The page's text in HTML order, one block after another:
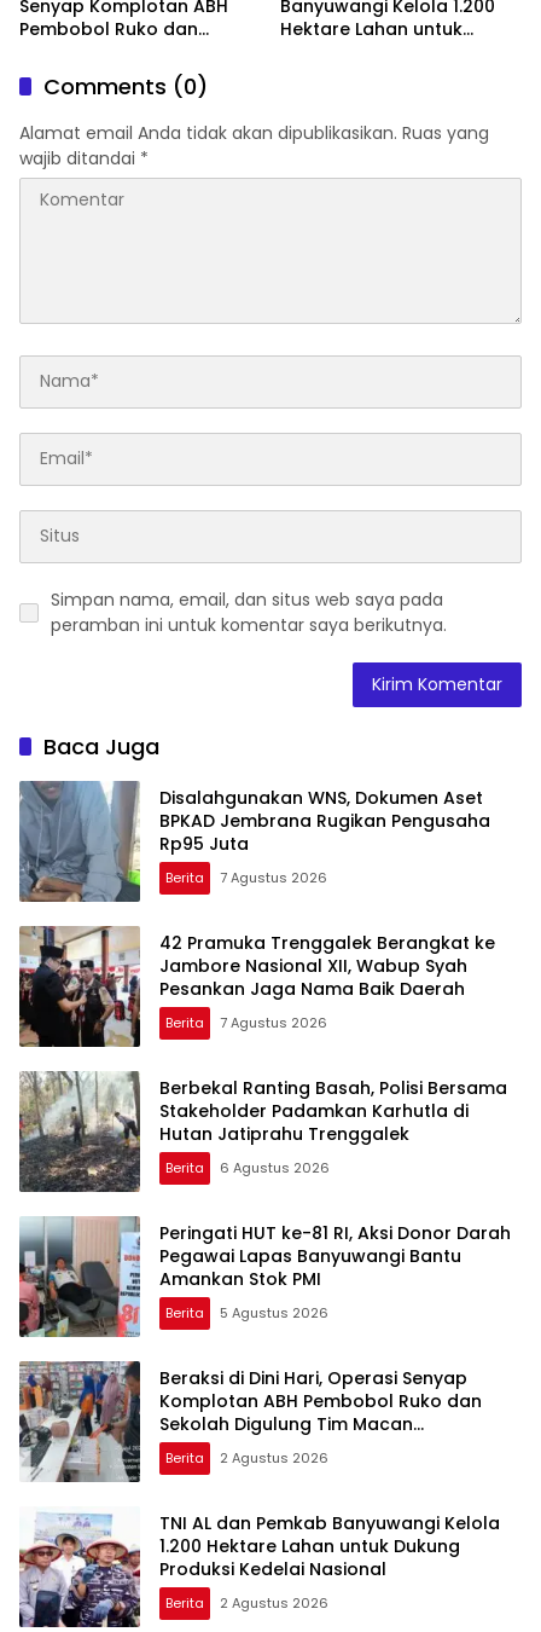
Senyap Komplotan ABH
Pembobol Ruko dan
Macan Blambangan
Banyuwangi Kelola 1.200
Hektare Lahan untuk
Comments (0)
Alamat email Anda tidak akan dipublikasikan. Ruas yang
wajib ditandai *
Simpan nama, email, dan situs web saya pada
peramban ini untuk komentar saya berikutnya.
Baca Juga
Disalahgunakan WNS, Dokumen Aset
BPKAD Jembrana Rugikan Pengusaha
Rp95 Juta
Berita 7 Agustus 2026
42 Pramuka Trenggalek Berangkat ke
Jambore Nasional XII, Wabup Syah
Pesankan Jaga Nama Baik Daerah
Berita 7 Agustus 2026
Berbekal Ranting Basah, Polisi Bersama
Stakeholder Padamkan Karhutla di
Hutan Jatiprahu Trenggalek
Berita 6 Agustus 2026
Peringati HUT ke-81 RI, Aksi Donor Darah
Pegawai Lapas Banyuwangi Bantu
Amankan Stok PMI
Berita 5 Agustus 2026
Beraksi di Dini Hari, Operasi Senyap
Komplotan ABH Pembobol Ruko dan
Sekolah Digulung Tim Macan
Blambangan
Berita 2 Agustus 2026
TNI AL dan Pemkab Banyuwangi Kelola
1.200 Hektare Lahan untuk Dukung
Produksi Kedelai Nasional
Berita 2 Agustus 2026